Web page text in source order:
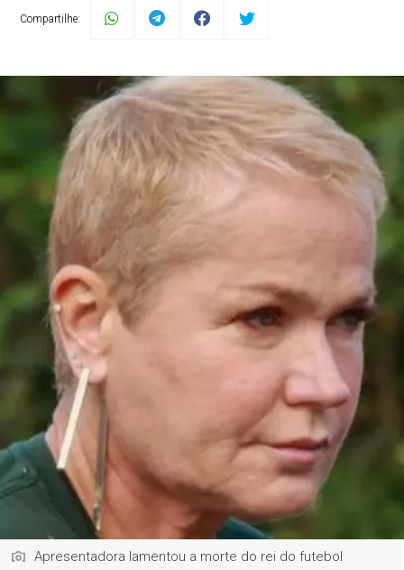
Compartilhe:
Apresentadora lamentou a morte do rei do futebol